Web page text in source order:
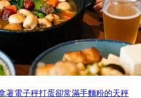
著電子秤打蛋卻常滿手麵粉的天秤